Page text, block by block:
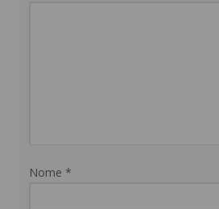
Nome *